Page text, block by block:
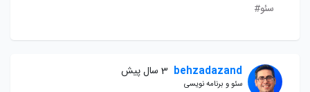
سئو#
behzadazand 3 سال پیش
سئو و برنامه نویسی